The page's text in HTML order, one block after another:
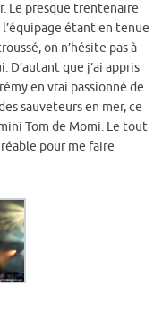
Le presque trentenaire
étant en tenue
on n’hésite pas à
D’autant que j’ai appris
en vrai passionné de
sauveteurs en mer, ce
Tom de Momi. Le tout
pour me faire